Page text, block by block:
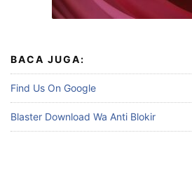
BACA JUGA:
Find Us On Google
Blaster Download Wa Anti Blokir